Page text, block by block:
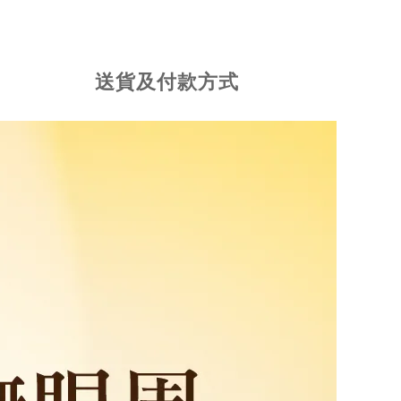
送貨及付款方式